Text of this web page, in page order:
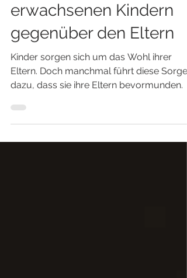
Vorwürfe von
erwachsenen Kindern
gegenüber den Eltern
Kinder sorgen sich um das Wohl ihrer
dazu, dass sie ihre Eltern bevormunden.